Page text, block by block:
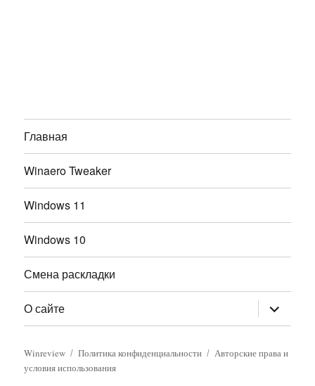
Главная
Winaero Tweaker
Windows 11
Windows 10
Смена раскладки
О сайте раскрыть
дочернее
меню
Winreview Политика конфиденциальности
Авторские права и
условия использования